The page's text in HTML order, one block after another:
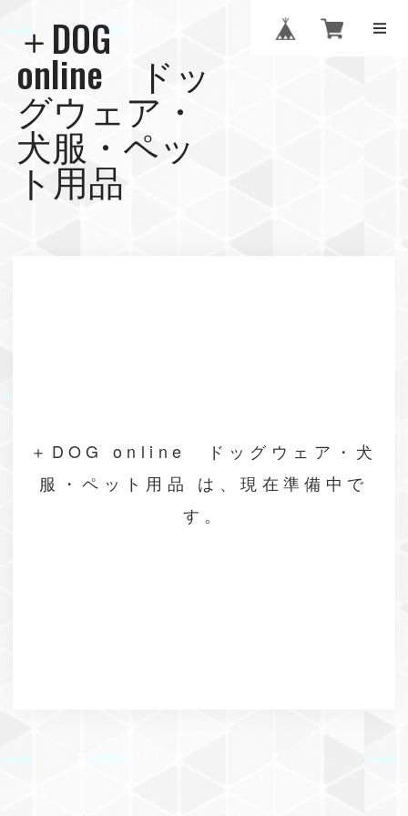
＋DOG
online ドッ
グウェア・
犬服・ペッ
ト用品
＋DOG online ドッグウェア・犬
服・ペット用品 は、現在準備中で
す。